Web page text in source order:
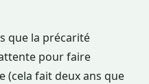
que la précarité
pour faire
(cela fait deux ans que